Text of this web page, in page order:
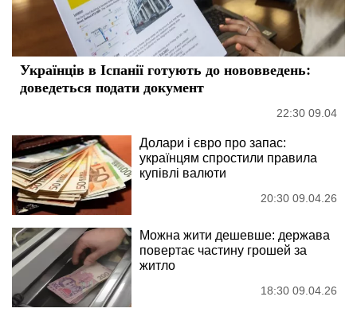
Українців в Іспанії готують до нововведень:
доведеться подати документ
22:30 09.04
Долари і євро про запас:
українцям спростили правила
купівлі валюти
20:30 09.04.26
Можна жити дешевше: держава
повертає частину грошей за
житло
18:30 09.04.26